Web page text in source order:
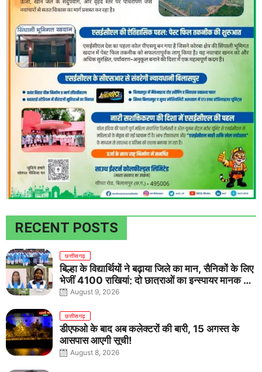
RECENT POSTS
छत्तीसगढ़
बिल्हा के विद्यार्थियों ने बढ़ाया जिले का मान, सैनिकों के लिए
भेजीं 4100 राखियां; दो छात्राओं का इन्स्पायर मानक में
राष्ट्रीय चयन
August 9, 2026
छत्तीसगढ़
डीएफओ के बाद अब कलेक्टरों की बारी, 15 अगस्त के
आसपास आएगी सूची!
August 8, 2026